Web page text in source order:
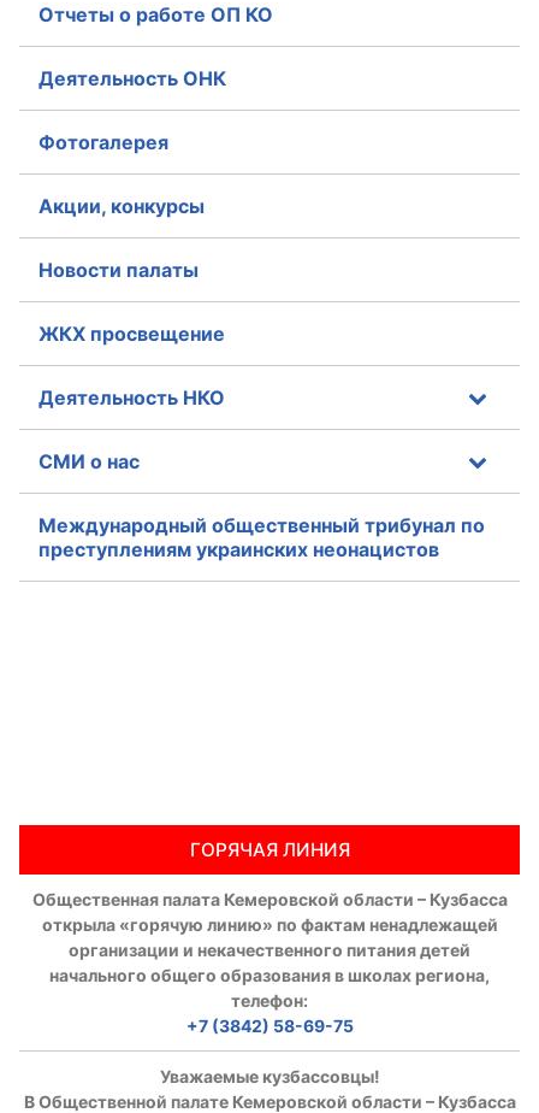
Отчеты о работе ОП КО
Деятельность ОНК
Фотогалерея
Акции, конкурсы
Новости палаты
ЖКХ просвещение
Деятельность НКО
СМИ о нас
Международный общественный трибунал по
преступлениям украинских неонацистов
ГОРЯЧАЯ ЛИНИЯ
Общественная палата Кемеровской области – Кузбасса
открыла «горячую линию» по фактам ненадлежащей
организации и некачественного питания детей
начального общего образования в школах региона,
телефон:
+7 (3842) 58-69-75
Уважаемые кузбассовцы!
В Общественной палате Кемеровской области – Кузбасса